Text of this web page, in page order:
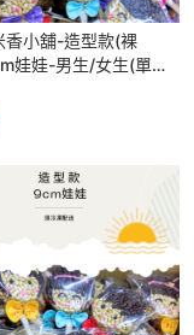
香小舖-造型款(裸
娃娃-男生/女生(單種